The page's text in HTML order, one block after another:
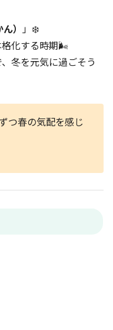
） 」❄️
格化する時期🌬️
冬を元気に過ごそう
つ春の気配を感じ